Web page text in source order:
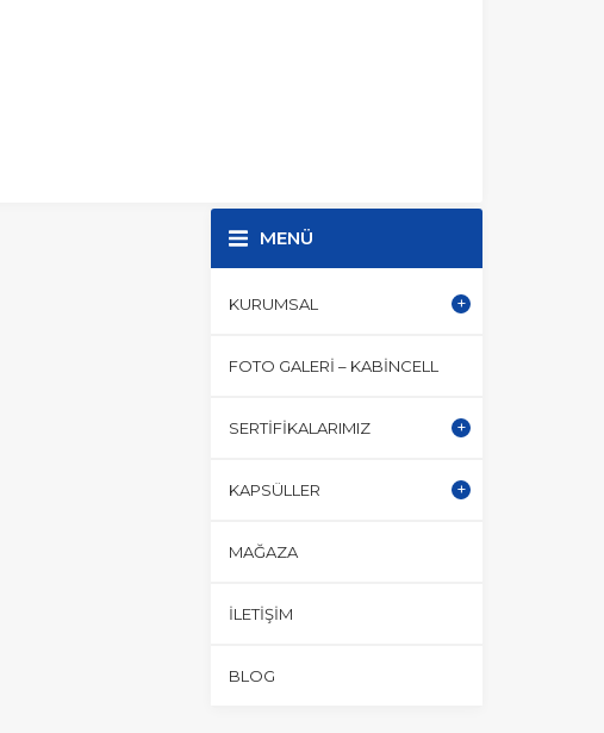
MENÜ
KURUMSAL
FOTO GALERI – KABINCELL
SERTIFIKALARIMIZ
KAPSÜLLER
MAĞAZA
İLETIŞIM
BLOG